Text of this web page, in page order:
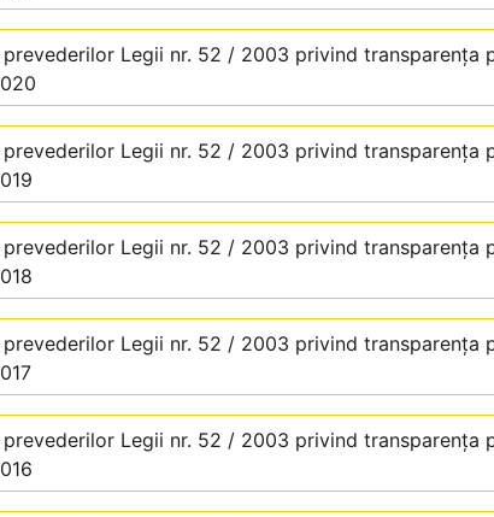
Legii nr. 52 / 2003 privind transparenţa
Legii nr. 52 / 2003 privind transparenţa
Legii nr. 52 / 2003 privind transparenţa
Legii nr. 52 / 2003 privind transparenţa
Legii nr. 52 / 2003 privind transparenţa